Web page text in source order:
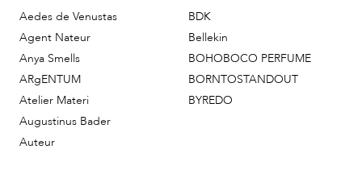
Aedes de Venustas
Agent Nateur
Anya Smells
ARgENTUM
Atelier Materi
Augustinus Bader
Auteur
BDK
Bellekin
BOHOBOCO PERFUME
BORNTOSTANDOUT
BYREDO